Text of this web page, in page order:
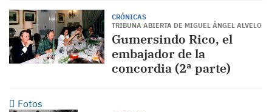
CRÓNICAS
TRIBUNA ABIERTA DE MIGUEL ÁNGEL ALVELO
Gumersindo Rico, el
embajador de la
concordia (2ª parte)
Fotos